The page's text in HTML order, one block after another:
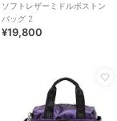
ソフトレザーミドルボストン
バッグ 2
¥19,800